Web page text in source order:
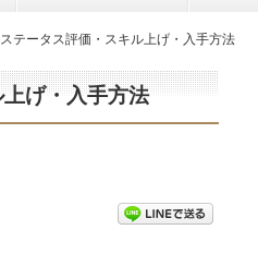
テータス評価・スキル上げ・入手方法
げ・入手方法